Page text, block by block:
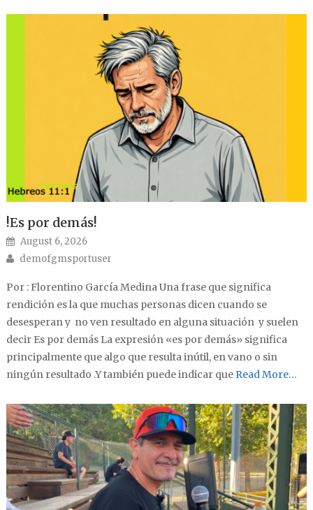
!Es por demás!
Posted on
August 6, 2026
Author
demofgmsportuser
Por : Florentino García Medina Una frase que significa
rendición es la que muchas personas dicen cuando se
desesperan y no ven resultado en alguna situación y suelen
decir Es por demás La expresión «es por demás» significa
principalmente que algo que resulta inútil, en vano o sin
ningún resultado .Y también puede indicar queRead More…